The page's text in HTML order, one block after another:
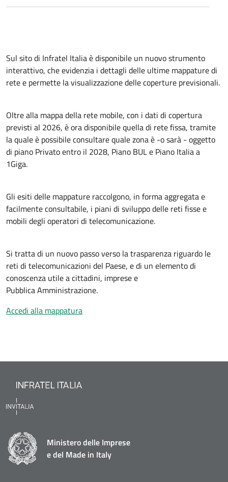
Sul sito di Infratel Italia è disponibile un nuovo strumento
interattivo, che evidenzia i dettagli delle ultime mappature di
rete e permette la visualizzazione delle coperture previsionali.
Oltre alla mappa della rete mobile, con i dati di copertura
previsti al 2026, è ora disponibile quella di rete fissa, tramite
la quale è possibile consultare quale zona è -o sarà - oggetto
di piano Privato entro il 2028, Piano BUL e Piano Italia a
1Giga.
Gli esiti delle mappature raccolgono, in forma aggregata e
facilmente consultabile, i piani di sviluppo delle reti fisse e
mobili degli operatori di telecomunicazione.
Si tratta di un nuovo passo verso la trasparenza riguardo le
reti di telecomunicazioni del Paese, e di un elemento di
conoscenza utile a cittadini, imprese e
Pubblica Amministrazione.
Accedi alla mappatura
Ministero delle Imprese
e del Made in Italy